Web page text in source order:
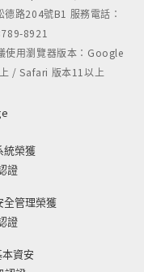
路204號B1 服務電話：
8921
使用瀏覽器版本：Google
/ Safari 版本11以上
統榮獲
證
全管理榮獲
證
資安